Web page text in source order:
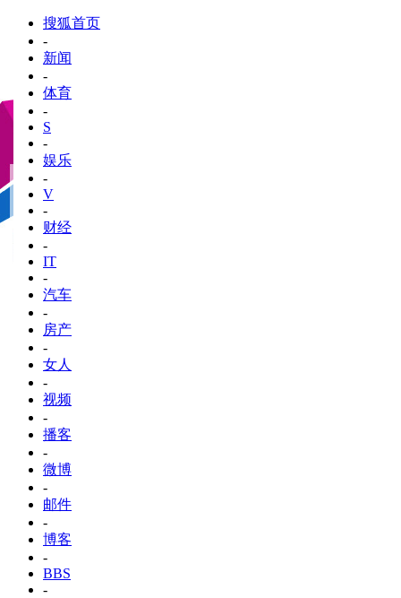
搜狐首页
-
新闻
-
体育
-
S
-
娱乐
-
V
-
财经
-
IT
-
汽车
-
房产
-
女人
-
视频
-
播客
-
微博
-
邮件
-
博客
-
BBS
-